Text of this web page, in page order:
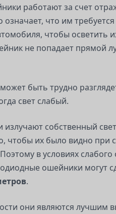
работают за счет
означает, что им требуется
чтобы осветить
не попадает прямой
быть трудно
свет слабый.
излучают собственный
чтобы их было видно при
в условиях
ошейники могут
.
они являются лучшим